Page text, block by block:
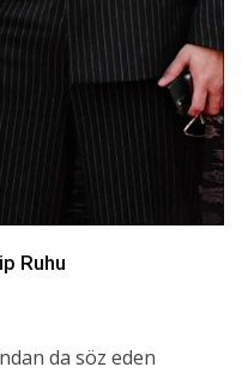
Ruhu
da söz eden